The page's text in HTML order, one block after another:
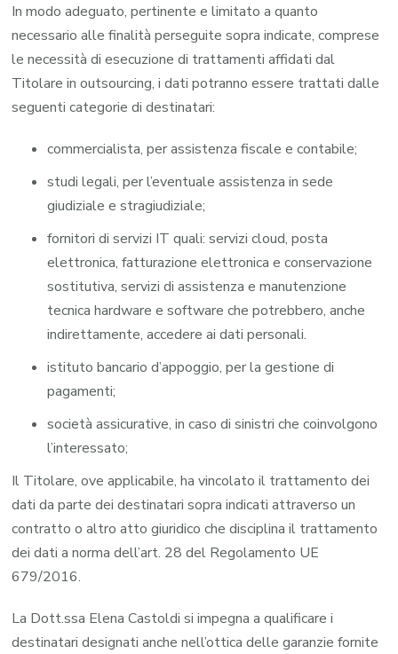
In modo adeguato, pertinente e limitato a quanto
necessario alle finalità perseguite sopra indicate, comprese
le necessità di esecuzione di trattamenti affidati dal
Titolare in outsourcing, i dati potranno essere trattati dalle
seguenti categorie di destinatari:
commercialista, per assistenza fiscale e contabile;
studi legali, per l’eventuale assistenza in sede
giudiziale e stragiudiziale;
fornitori di servizi IT quali: servizi cloud, posta
elettronica, fatturazione elettronica e conservazione
sostitutiva, servizi di assistenza e manutenzione
tecnica hardware e software che potrebbero, anche
indirettamente, accedere ai dati personali.
istituto bancario d’appoggio, per la gestione di
pagamenti;
società assicurative, in caso di sinistri che coinvolgono
l’interessato;
Il Titolare, ove applicabile, ha vincolato il trattamento dei
dati da parte dei destinatari sopra indicati attraverso un
contratto o altro atto giuridico che disciplina il trattamento
dei dati a norma dell’art. 28 del Regolamento UE
679/2016.
La Dott.ssa Elena Castoldi si impegna a qualificare i
destinatari designati anche nell’ottica delle garanzie fornite